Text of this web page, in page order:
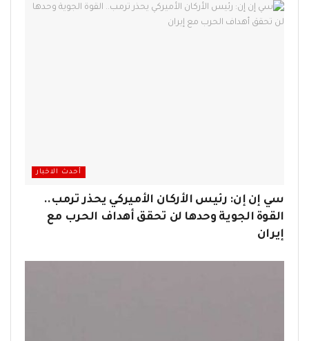
أحدث الاخبار
سي إن إن: رئيس الأركان الأميركي يحذر ترمب..
القوة الجوية وحدها لن تحقق أهداف الحرب مع
إيران